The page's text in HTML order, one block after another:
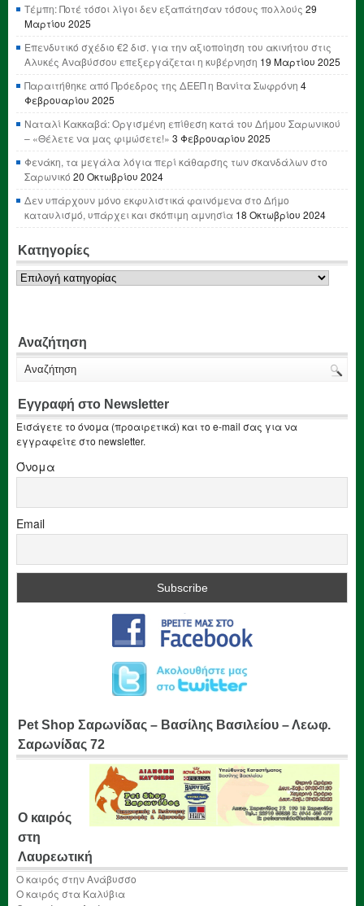
Τέμπη: Ποτέ τόσοι λίγοι δεν εξαπάτησαν τόσους πολλούς 29
Μαρτίου 2025
Επενδυτικό σχέδιο €2 δισ. για την αξιοποίηση του ακινήτου στις
Αλυκές Αναβύσσου επεξεργάζεται η κυβέρνηση 19 Μαρτίου 2025
Παραιτήθηκε από Πρόεδρος της ΔΕΕΠ η Βανίτα Σωφρόνη 4
Φεβρουαρίου 2025
Ναταλί Κακκαβά: Οργισμένη επίθεση κατά του Δήμου Σαρωνικού
– «Θέλετε να μας φιμώσετε!» 3 Φεβρουαρίου 2025
Φενάκη, τα μεγάλα λόγια περί κάθαρσης των σκανδάλων στο
Σαρωνικό 20 Οκτωβρίου 2024
Δεν υπάρχουν μόνο εκφυλιστικά φαινόμενα στο Δήμο
καταυλισμό, υπάρχει και σκόπιμη αμνησία 18 Οκτωβρίου 2024
Κατηγορίες
Κατηγορίες
Αναζήτηση
Εγγραφή στο Newsletter
Εισάγετε το όνομα (προαιρετικά) και το e-mail σας για να
εγγραφείτε στο newsletter.
Όνομα
Email
Pet Shop Σαρωνίδας – Βασίλης Βασιλείου – Λεωφ.
Σαρωνίδας 72
Ο καιρός
στη
Λαυρεωτική
Ο καιρός στην Ανάβυσσο
Ο καιρός στα Καλύβια